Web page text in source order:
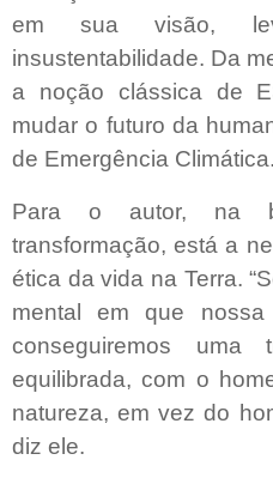
em sua visão,
insustentabilidade. Da
a noção clássica de
mudar o futuro da
de Emergência Climática.
Para o autor, na
transformação, está a
ética da vida na Terra.
mental em que
conseguiremos uma
equilibrada, com o
natureza, em vez do
diz ele.